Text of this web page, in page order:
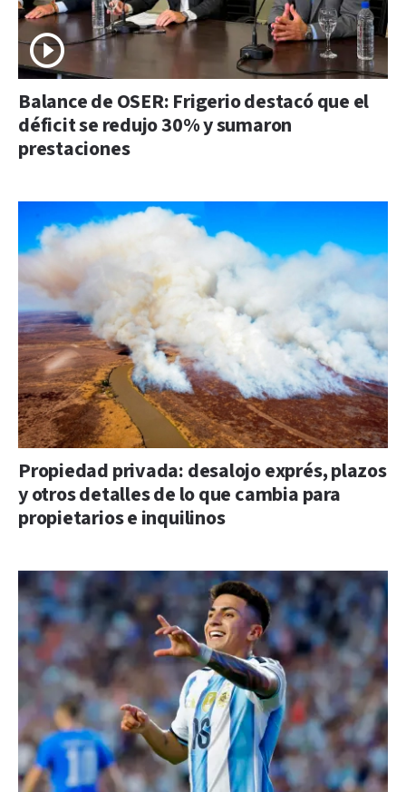
Balance de OSER: Frigerio destacó que el
déficit se redujo 30% y sumaron
prestaciones
Propiedad privada: desalojo exprés, plazos
y otros detalles de lo que cambia para
propietarios e inquilinos